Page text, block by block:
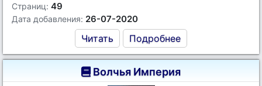
Страниц: 49
Дата добавления: 26-07-2020
Читать Подробнее
Волчья Империя